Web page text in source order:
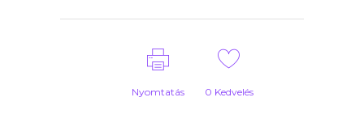
Nyomtatás 0 Kedvelés